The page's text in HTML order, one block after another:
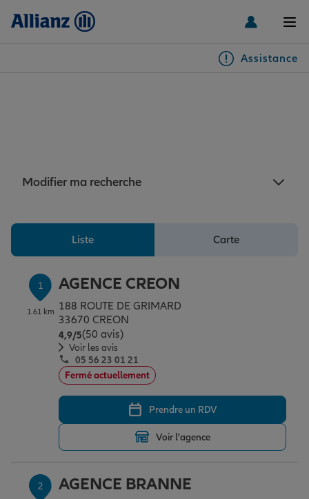
Assistance
Assurance emprunteur
Prévoyance et dépendance
Assurance animal de compagnie
Protection de la famille
Protection juridique
Épargne & retraite
Plan épargne retraite
Assurance vie
Placements financiers
Vos projets
Partir en vacances
Déménager
Conseil assurance
Outre-mer
Modifier ma recherche
Liste Carte
1
1.61 km
AGENCE CREON
188 ROUTE DE GRIMARD
33670 CREON
4,9/5Note de 4.9 sur 5
(50 avis)
Voir les avis
05 56 23 01 21
Fermé actuellement
Prendre un RDV
Voir l'agence
2 AGENCE BRANNE